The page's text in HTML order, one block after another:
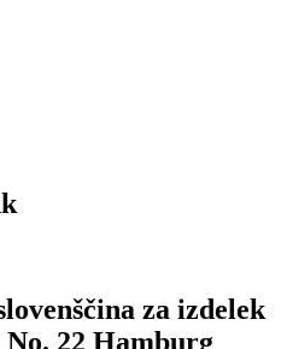
za izdelek
22 Hamburg